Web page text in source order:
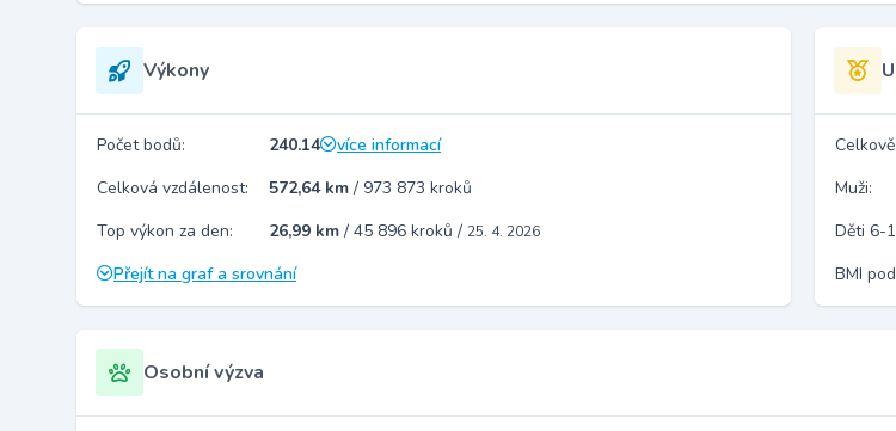
Výkony
Počet bodů: 240.14
více informací
Celková vzdálenost:
572,64 km / 973 873 kroků
Top výkon za den:
26,99 km / 45 896 kroků / 25. 4. 2026
Přejít na graf a srovnání
Celkově:
Muži:
Děti 6-
BMI
Osobní výzva